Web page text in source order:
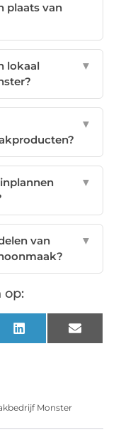
plaats van
lokaal
▼
▼
▼
van
▼
op:
LinkedIn Email
Monster